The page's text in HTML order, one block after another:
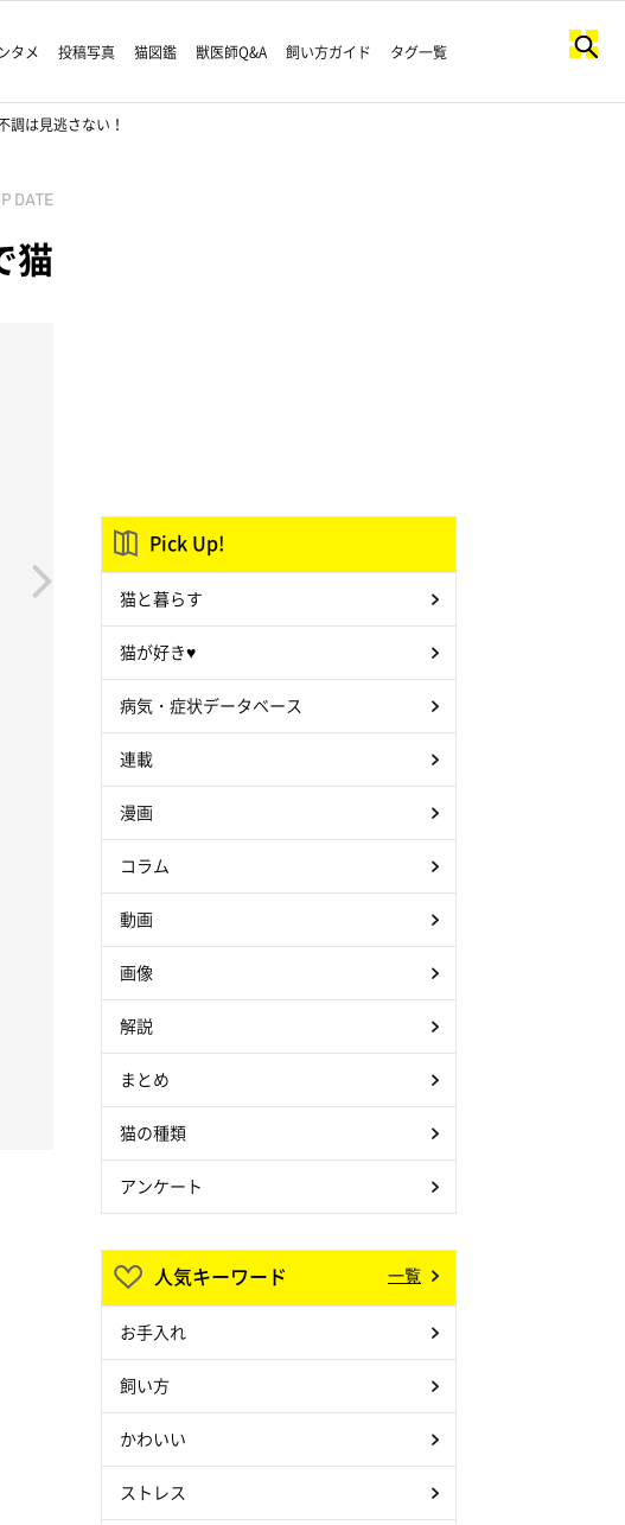
タメ 投稿写真 猫図鑑 獣医師Q&A 飼い方ガイド タグ一覧
調は見逃さない！
DATE
猫
Pick Up!
猫と暮らす
猫が好き♥
病気・症状データベース
連載
漫画
コラム
動画
画像
解説
まとめ
猫の種類
アンケート
人気キーワード 一覧
お手入れ
飼い方
かわいい
ストレス